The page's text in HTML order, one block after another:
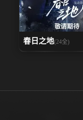
春日之地(24全)